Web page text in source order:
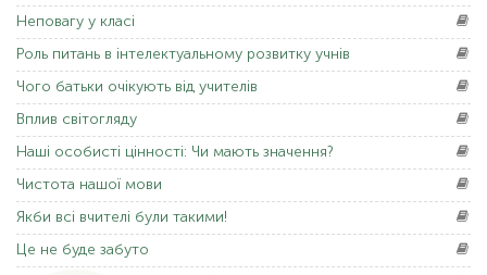
Неповагу у класі
Роль питань в інтелектуальному розвитку учнів
Чого батьки очікують від учителів
Вплив світогляду
Наші особисті цінності: Чи мають значення?
Чистота нашої мови
Якби всі вчителі були такими!
Це не буде забуто